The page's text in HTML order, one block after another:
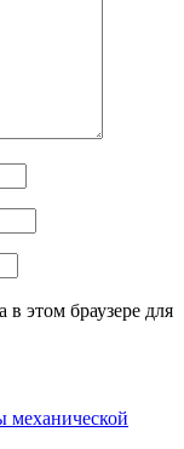
этом браузере для
механической